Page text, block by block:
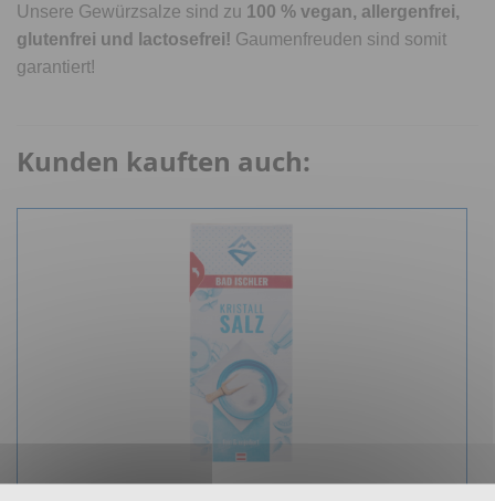
Unsere Gewürzsalze sind zu 100 % vegan, allergenfrei,
glutenfrei und lactosefrei! Gaumenfreuden sind somit
garantiert!
Kunden kauften auch: